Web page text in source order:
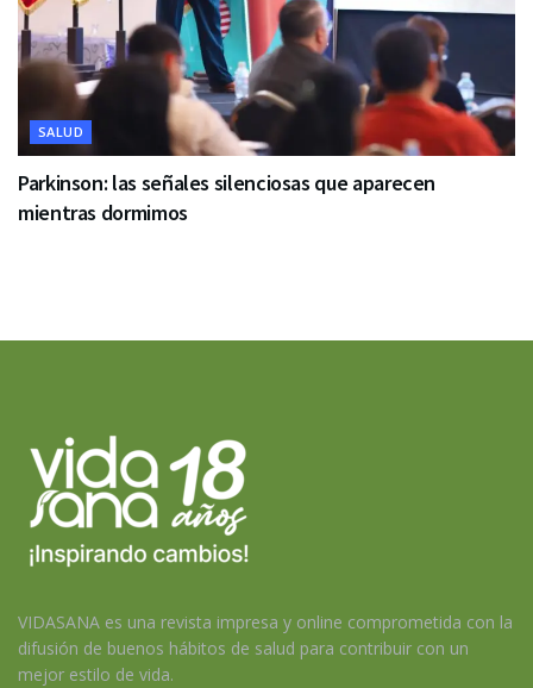
SALUD
Parkinson: las señales silenciosas que aparecen
mientras dormimos
VIDASANA es una revista impresa y online comprometida con la
difusión de buenos hábitos de salud para contribuir con un
mejor estilo de vida.